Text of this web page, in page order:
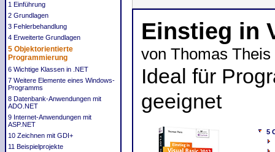
1 Einführung
2 Grundlagen
3 Fehlerbehandlung
4 Erweiterte Grundlagen
5 Objektorientierte
Programmierung
6 Wichtige Klassen in .NET
7 Weitere Elemente eines Windows-
Programms
8 Datenbank-Anwendungen mit
ADO.NET
9 Internet-Anwendungen mit
ASP.NET
10 Zeichnen mit GDI+
11 Beispielprojekte
Einstieg in
von Thomas Theis
Ideal für
geeignet
5